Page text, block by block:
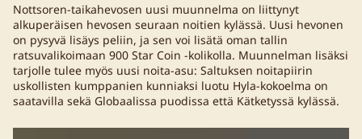
Nottsoren-taikahevosen uusi muunnelma on liittynyt
alkuperäisen hevosen seuraan noitien kylässä. Uusi hevonen
on pysyvä lisäys peliin, ja sen voi lisätä oman tallin
ratsuvalikoimaan 900 Star Coin -kolikolla. Muunnelman lisäksi
tarjolle tulee myös uusi noita-asu: Saltuksen noitapiirin
uskollisten kumppanien kunniaksi luotu Hyla-kokoelma on
saatavilla sekä Globaalissa puodissa että Kätketyssä kylässä.